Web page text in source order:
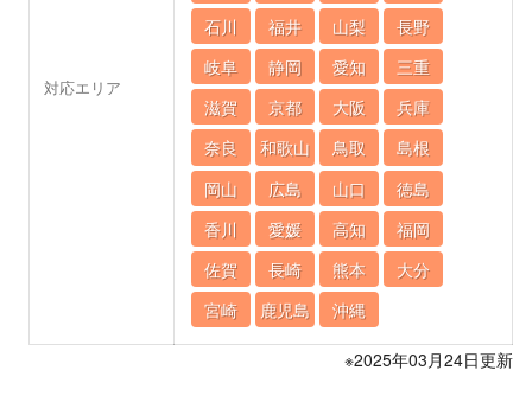
対応エリア
石川
福井 山梨
長野
岐阜
静岡 愛知
三重
滋賀
京都 大阪
兵庫
奈良
和歌山 鳥取
島根
岡山
広島 山口
徳島
香川
愛媛 高知
福岡
佐賀
長崎 熊本
大分
宮崎
鹿児島 沖縄
※2025年03月24日更新